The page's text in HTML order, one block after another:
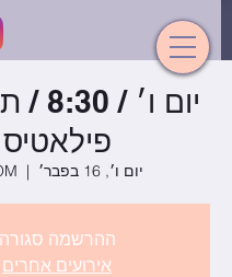
יום
פילאטיס
יום ו׳, 16 בפבר׳
  |
ההרשמה סגורה
אירועים אחרים